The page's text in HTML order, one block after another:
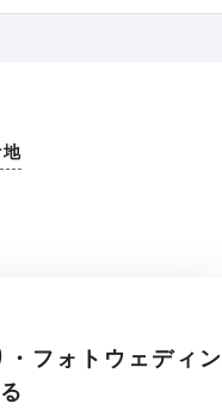
地
・フォトウェディン